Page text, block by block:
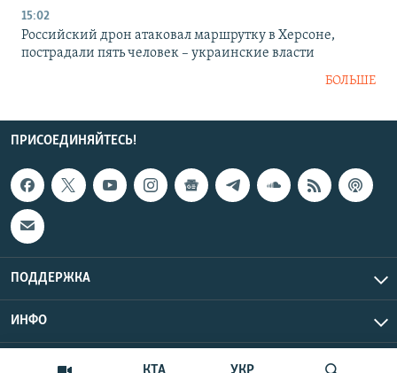
15:02
Российский дрон атаковал маршрутку в Херсоне,
пострадали пять человек – украинские власти
БОЛЬШЕ
ПРИСОЕДИНЯЙТЕСЬ!
ПОДДЕРЖКА
ИНФО
Copyright Крым.Реалии, 2026 | Все права защищены.
UTC+3